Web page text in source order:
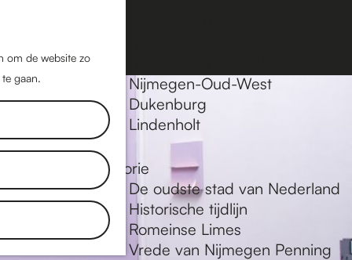
om de website zo
gaan.
o
e
k
n
a
a
r
M
n
Nijmegen-Oud-West
Dukenburg
Lindenholt
Historie
De oudste stad van Nederland
Historische tijdlijn
Romeinse Limes
Vrede van Nijmegen Penning